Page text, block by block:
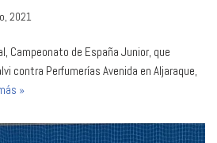
2021
Campeonato de España Junior, que
contra Perfumerías Avenida en Aljaraque,
»